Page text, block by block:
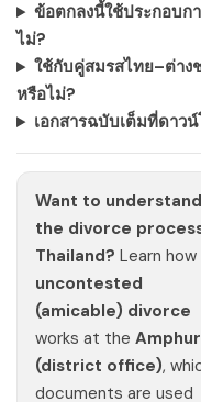
ข้อตกลงนี้ใช้ประกอบก
ไม่?
ใช้กับคู่สมรสไทย–ต่าง
หรือไม่?
เอกสารฉบับเต็มที่ดาว
Want to understand
the divorce
Thailand? Learn how
uncontested
(amicable) divorce
works at the Amphur
(district office),
documents are used